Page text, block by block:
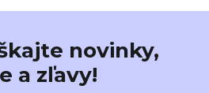
novinky,
a zľavy!